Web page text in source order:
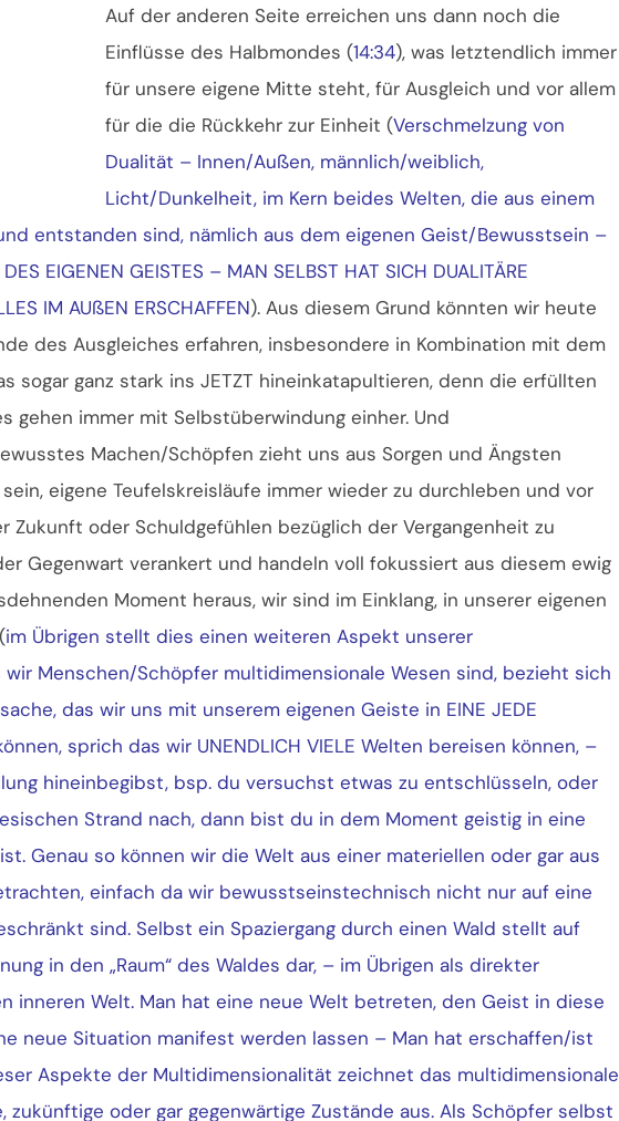
Auf der anderen Seite erreichen uns dann noch die
Einflüsse des Halbmondes (14:34), was letztendlich immer
für unsere eigene Mitte steht, für Ausgleich und vor allem
für die die Rückkehr zur Einheit (Verschmelzung von
Dualität – Innen/Außen, männlich/weiblich,
Licht/Dunkelheit, im Kern beides Welten, die aus einem
entstanden sind, nämlich aus dem eigenen Geist/Bewusstsein –
EIGENEN GEISTES – MAN SELBST HAT SICH DUALITÄRE
IM AUßEN ERSCHAFFEN). Aus diesem Grund könnten wir heute
des Ausgleiches erfahren, insbesondere in Kombination mit dem
sogar ganz stark ins JETZT hineinkatapultieren, denn die erfüllten
gehen immer mit Selbstüberwindung einher. Und
Machen/Schöpfen zieht uns aus Sorgen und Ängsten
eigene Teufelskreisläufe immer wieder zu durchleben und vor
Zukunft oder Schuldgefühlen bezüglich der Vergangenheit zu
Gegenwart verankert und handeln voll fokussiert aus diesem ewig
Moment heraus, wir sind im Einklang, in unserer eigenen
im Übrigen stellt dies einen weiteren Aspekt unserer
Menschen/Schöpfer multidimensionale Wesen sind, bezieht sich
das wir uns mit unserem eigenen Geiste in EINE JEDE
sprich das wir UNENDLICH VIELE Welten bereisen können, –
hineinbegibst, bsp. du versuchst etwas zu entschlüsseln, oder
Strand nach, dann bist du in dem Moment geistig in eine
Genau so können wir die Welt aus einer materiellen oder gar aus
einfach da wir bewusstseinstechnisch nicht nur auf eine
sind. Selbst ein Spaziergang durch einen Wald stellt auf
in den „Raum“ des Waldes dar, – im Übrigen als direkter
inneren Welt. Man hat eine neue Welt betreten, den Geist in diese
neue Situation manifest werden lassen – Man hat erschaffen/ist
Aspekte der Multidimensionalität zeichnet das multidimensionale
zukünftige oder gar gegenwärtige Zustände aus. Als Schöpfer selbst